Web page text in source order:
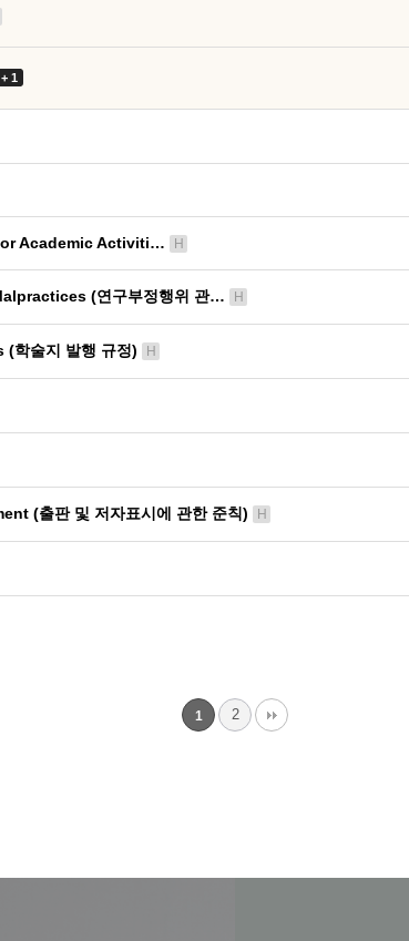
+ 1
Academic Activiti… H
(연구부정행위 관… H
술지 발행 규정) H
(출판 및 저자표시에 관한 준칙) H
1 2